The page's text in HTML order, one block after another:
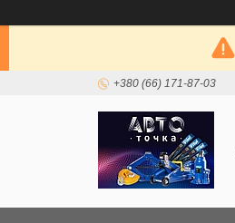
+380 (66) 171-87-03